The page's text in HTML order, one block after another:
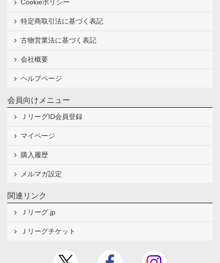
Cookieポリシー
特定商取引法に基づく表記
古物営業法に基づく表記
会社概要
ヘルプページ
会員向けメニュー
ＪリーグID会員登録
マイページ
購入履歴
メルマガ設定
関連リンク
Ｊリーグ.jp
Ｊリーグチケット